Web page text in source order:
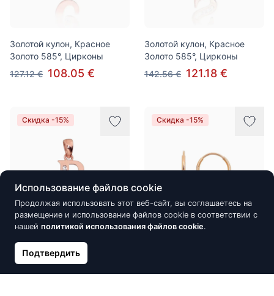
Золотой кулон, Красное
Золото 585°, Цирконы
127.12 € 108.05 €
Золотой кулон, Красное
Золото 585°, Цирконы
142.56 € 121.18 €
Скидка -15%
Золотой кулон, Красное
Золото 585°, Цирконы
121.56 € 103.33 €
Скидка -15%
144.54 € 122.86 €
Использование файлов cookie
Продолжая использовать этот веб-сайт, вы соглашаетесь на
размещение и использование файлов cookie в соответствии с
нашей политикой использования файлов cookie.
Подтвердить